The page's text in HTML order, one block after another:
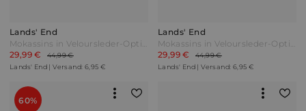
Lands' End
Mokassins in Veloursleder-Optik Herren Blau by Lands' End
29,99 €
44,99 €
Lands' End | Versand: 6,95 €
Lands' End
Mokassins in Veloursleder-Optik Herren Grau by Lands' End
29,99 €
44,99 €
Lands' End | Versand: 6,95 €
60%